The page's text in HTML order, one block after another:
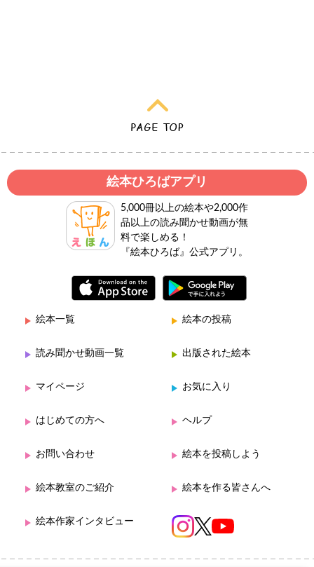
絵本ひろばアプリ
5,000冊以上の絵本や2,000作
品以上の読み聞かせ動画が無
料で楽しめる！
『絵本ひろば』公式アプリ。
絵本一覧 絵本の投稿
読み聞かせ動画一覧 出版された絵本
マイページ お気に入り
はじめての方へ ヘルプ
お問い合わせ 絵本を投稿しよう
絵本教室のご紹介 絵本を作る皆さんへ
絵本作家インタビュー